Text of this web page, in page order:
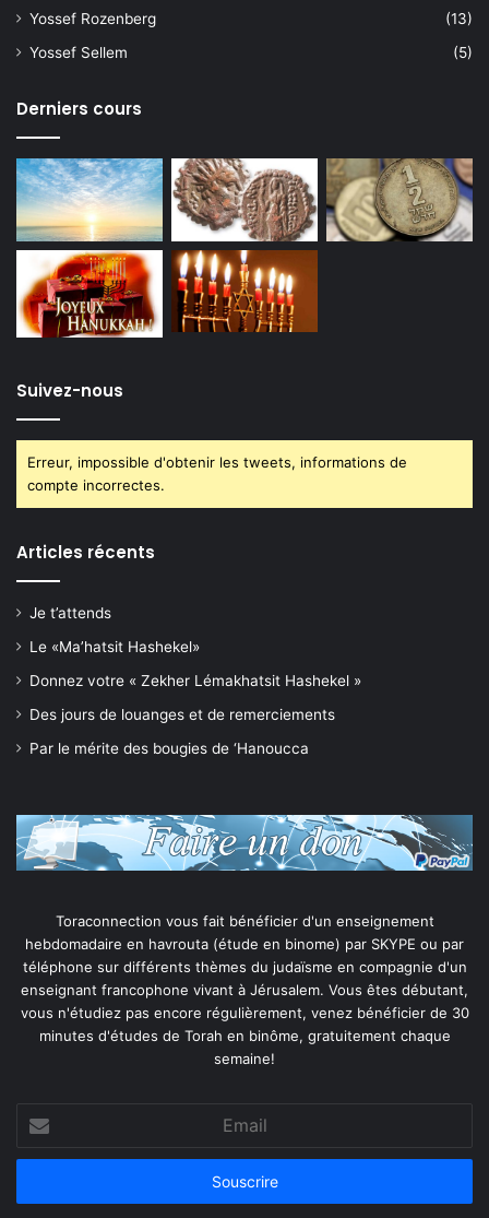
Yossef Rozenberg
(13)
Yossef Sellem
(5)
Derniers cours
Suivez-nous
Erreur, impossible d'obtenir les tweets, informations de
compte incorrectes.
Articles récents
Je t’attends
Le «Ma’hatsit Hashekel»
Donnez votre « Zekher Lémakhatsit Hashekel »
Des jours de louanges et de remerciements
Par le mérite des bougies de ‘Hanoucca
Toraconnection vous fait bénéficier d'un enseignement
hebdomadaire en havrouta (étude en binome) par SKYPE ou par
téléphone sur différents thèmes du judaïsme en compagnie d'un
enseignant francophone vivant à Jérusalem. Vous êtes débutant,
vous n'étudiez pas encore régulièrement, venez bénéficier de 30
minutes d'études de Torah en binôme, gratuitement chaque
semaine!